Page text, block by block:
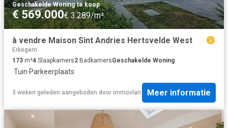
Geschakelde Woning·te koop
€ 569.000€ 3.289/m²
à vendre Maison Sint Andries Hertsvelde West
Erkegem
173 m²4 Slaapkamers2 BadkamersGeschakelde Woning
·Tuin·Parkeerplaats
3 weken geleden aangeboden door immovlan Meer informatie